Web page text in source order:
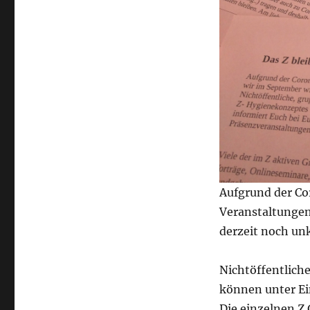
Aufgrund der
derzeit noch
können unter